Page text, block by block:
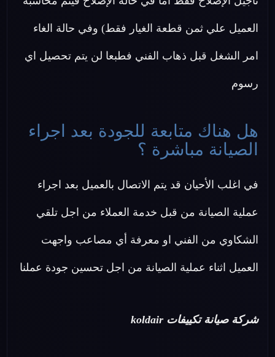
العميل علي ثمن قطعة الغيار فقط) وفي حالة الغاء
امر الشغل قبل ذهاب الفني فطبعا لن يتم تحصيل اي
رسوم
هل هناك متابعة للجودة بعد اجراء
الصيانة مباشرة ؟
في اغلب الأحيان قد يتم الاتصال بالعميل بعد اجراء
عملية الصيانة من قبل خدمة العملاء من اجل تلقي
الشكاوي من الفني او معرفة أي مصاعب واجهت
العميل اثناء عملية الصيانة من اجل تحسين جودة عملنا
شركة صيانة تكييفات koldair